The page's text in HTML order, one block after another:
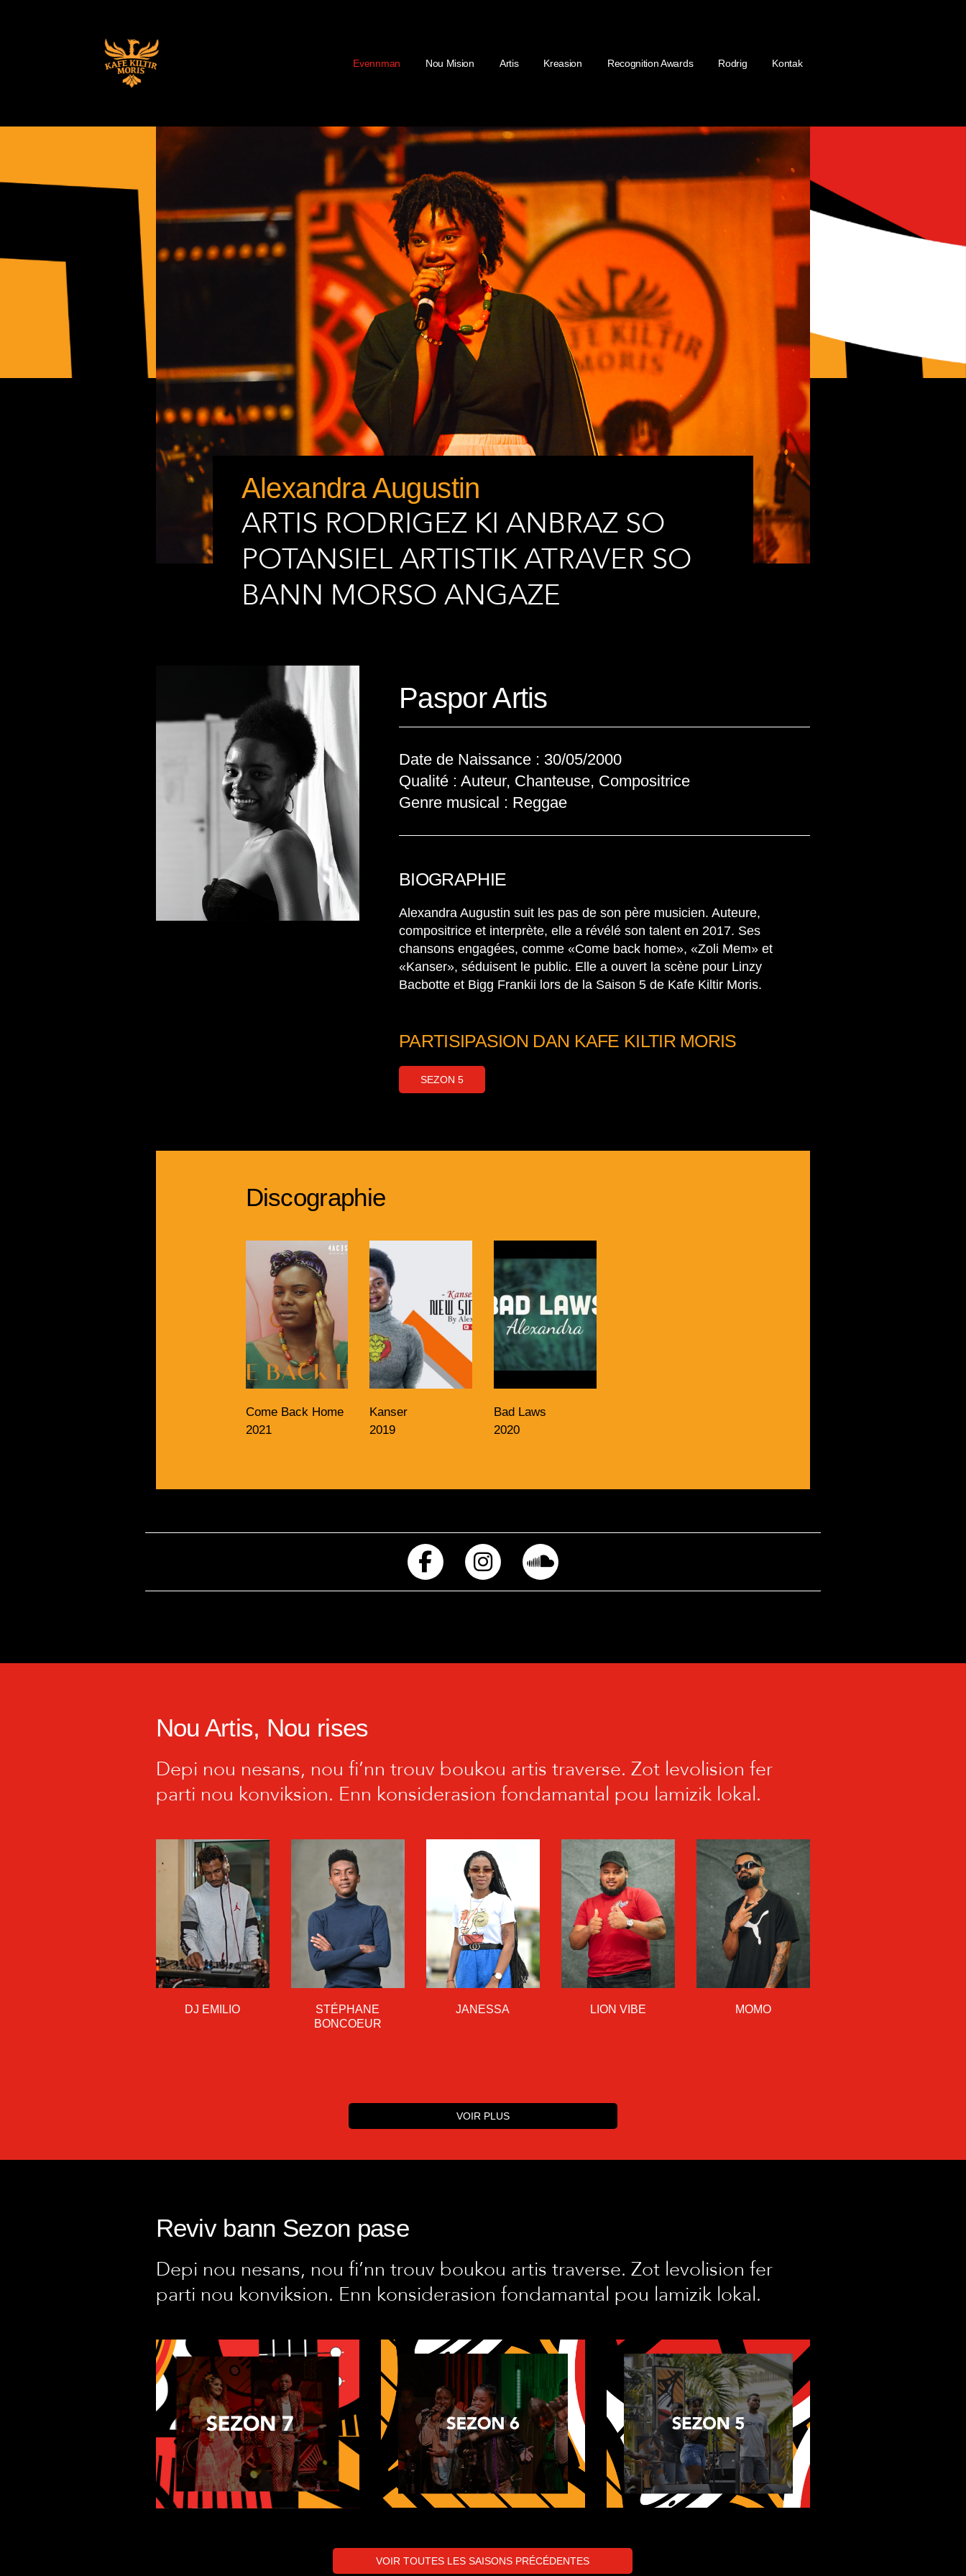
Evennman Nou Mision Artis Kreasion Recognition Awards Rodrig Kontak
Alexandra Augustin
ARTIS RODRIGEZ KI ANBRAZ SO
POTANSIEL ARTISTIK ATRAVER SO
BANN MORSO ANGAZE
Paspor Artis
Date de Naissance : 30/05/2000
Qualité : Auteur, Chanteuse, Compositrice
Genre musical : Reggae
BIOGRAPHIE
Alexandra Augustin suit les pas de son père musicien. Auteure,
compositrice et interprète, elle a révélé son talent en 2017. Ses
chansons engagées, comme «Come back home», «Zoli Mem» et
«Kanser», séduisent le public. Elle a ouvert la scène pour Linzy
Bacbotte et Bigg Frankii lors de la Saison 5 de Kafe Kiltir Moris.
PARTISIPASION DAN KAFE KILTIR MORIS
SEZON 5
Discographie
Come Back Home
2021
Kanser
2019
Bad Laws
2020
Nou Artis, Nou rises
Depi nou nesans, nou fi’nn trouv boukou artis traverse. Zot levolision fer
parti nou konviksion. Enn konsiderasion fondamantal pou lamizik lokal.
DJ EMILIO
DJ EMILIO
STÉPHANE
BONCOEUR
STÉPHANE
BONCOEUR
JANESSA
JANESSA
LION VIBE
LION VIBE
MOMO
MOMO
VOIR PLUS
Reviv bann Sezon pase
Depi nou nesans, nou fi’nn trouv boukou artis traverse. Zot levolision fer
parti nou konviksion. Enn konsiderasion fondamantal pou lamizik lokal.
VOIR TOUTES LES SAISONS PRÉCÉDENTES